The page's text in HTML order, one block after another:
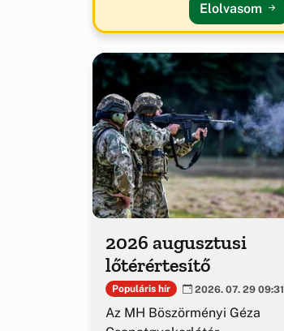
Elolvasom
2026 augusztusi
lőtérértesítő
Populáris hír 2026. 07. 29 09:31
Az MH Böszörményi Géza